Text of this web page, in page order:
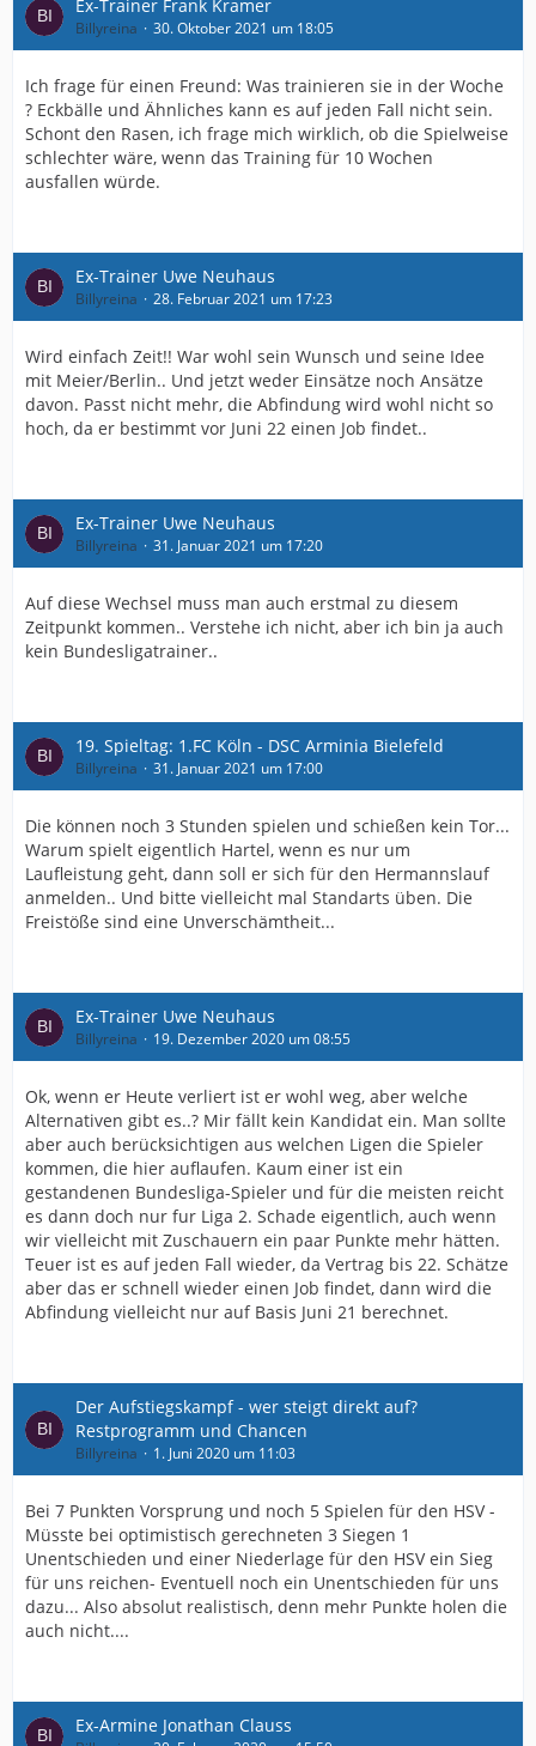
Ex-Trainer Frank Kramer
Billyreina 30. Oktober 2021 um 18:05
Ich frage für einen Freund: Was trainieren sie in der Woche
? Eckbälle und Ähnliches kann es auf jeden Fall nicht sein.
Schont den Rasen, ich frage mich wirklich, ob die Spielweise
schlechter wäre, wenn das Training für 10 Wochen
ausfallen würde.
Ex-Trainer Uwe Neuhaus
Billyreina 28. Februar 2021 um 17:23
Wird einfach Zeit!! War wohl sein Wunsch und seine Idee
mit Meier/Berlin.. Und jetzt weder Einsätze noch Ansätze
davon. Passt nicht mehr, die Abfindung wird wohl nicht so
hoch, da er bestimmt vor Juni 22 einen Job findet..
Ex-Trainer Uwe Neuhaus
Billyreina 31. Januar 2021 um 17:20
Auf diese Wechsel muss man auch erstmal zu diesem
Zeitpunkt kommen.. Verstehe ich nicht, aber ich bin ja auch
kein Bundesligatrainer..
19. Spieltag: 1.FC Köln - DSC Arminia Bielefeld
Billyreina 31. Januar 2021 um 17:00
Die können noch 3 Stunden spielen und schießen kein Tor...
Warum spielt eigentlich Hartel, wenn es nur um
Laufleistung geht, dann soll er sich für den Hermannslauf
anmelden.. Und bitte vielleicht mal Standarts üben. Die
Freistöße sind eine Unverschämtheit...
Ex-Trainer Uwe Neuhaus
Billyreina 19. Dezember 2020 um 08:55
Ok, wenn er Heute verliert ist er wohl weg, aber welche
Alternativen gibt es..? Mir fällt kein Kandidat ein. Man sollte
aber auch berücksichtigen aus welchen Ligen die Spieler
kommen, die hier auflaufen. Kaum einer ist ein
gestandenen Bundesliga-Spieler und für die meisten reicht
es dann doch nur fur Liga 2. Schade eigentlich, auch wenn
wir vielleicht mit Zuschauern ein paar Punkte mehr hätten.
Teuer ist es auf jeden Fall wieder, da Vertrag bis 22. Schätze
aber das er schnell wieder einen Job findet, dann wird die
Abfindung vielleicht nur auf Basis Juni 21 berechnet.
Der Aufstiegskampf - wer steigt direkt auf?
Restprogramm und Chancen
Billyreina 1. Juni 2020 um 11:03
Bei 7 Punkten Vorsprung und noch 5 Spielen für den HSV -
Müsste bei optimistisch gerechneten 3 Siegen 1
Unentschieden und einer Niederlage für den HSV ein Sieg
für uns reichen- Eventuell noch ein Unentschieden für uns
dazu... Also absolut realistisch, denn mehr Punkte holen die
auch nicht....
Ex-Armine Jonathan Clauss